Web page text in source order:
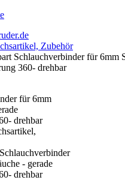
Zubehör
Schlauchverbinder für 6mm
360- drehbar